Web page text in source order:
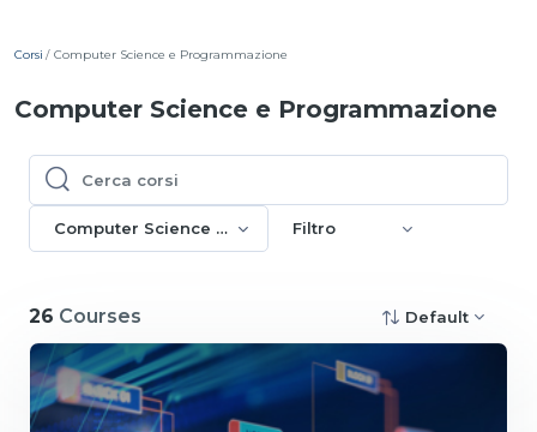
Corsi Computer Science e Programmazione
Computer Science e Programmazione
Cerca corsi
Cerca corsi
Computer Science e Programmazione
Filtro
26 Courses Default